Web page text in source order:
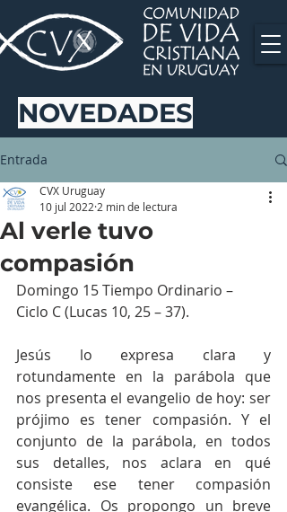
NOVEDADES
Entrada
Al verle tuvo
compasión
CVX Uruguay
10 jul 2022 2 min de lectura
Domingo 15 Tiempo Ordinario –
Ciclo C (Lucas 10, 25 – 37).
Jesús lo expresa clara y
rotundamente en la parábola que
nos presenta el evangelio de hoy: ser
prójimo es tener compasión. Y el
conjunto de la parábola, en todos
sus detalles, nos aclara en qué
consiste ese tener compasión
evangélica. Os propongo un breve